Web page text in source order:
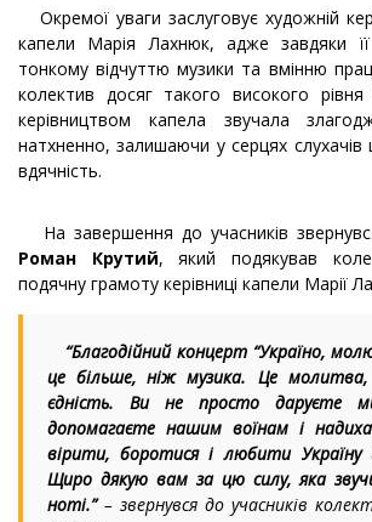
Окремої уваги заслуговує художній
капели Марія Лахнюк, адже завдяки її
тонкому відчуттю музики та вмінню
колектив досяг такого високого рівня
керівництвом капела звучала
натхненно, залишаючи у серцях слухачів
вдячність.
На завершення до учасників
Роман Крутий, який подякував
подячну грамоту керівниці капели Марії
“Благодійний концерт “Україно,
це більше, ніж музика. Це молитва,
єдність. Ви не просто даруєте
допомагаєте нашим воїнам і
вірити, боротися і любити Україну
Щиро дякую вам за цю силу, яка
ноті.” – звернувся до учасників